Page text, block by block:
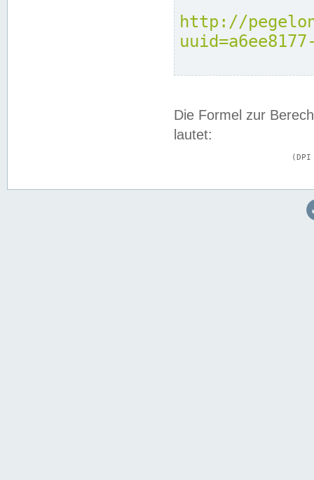
http://
Die Formel zur
lautet: